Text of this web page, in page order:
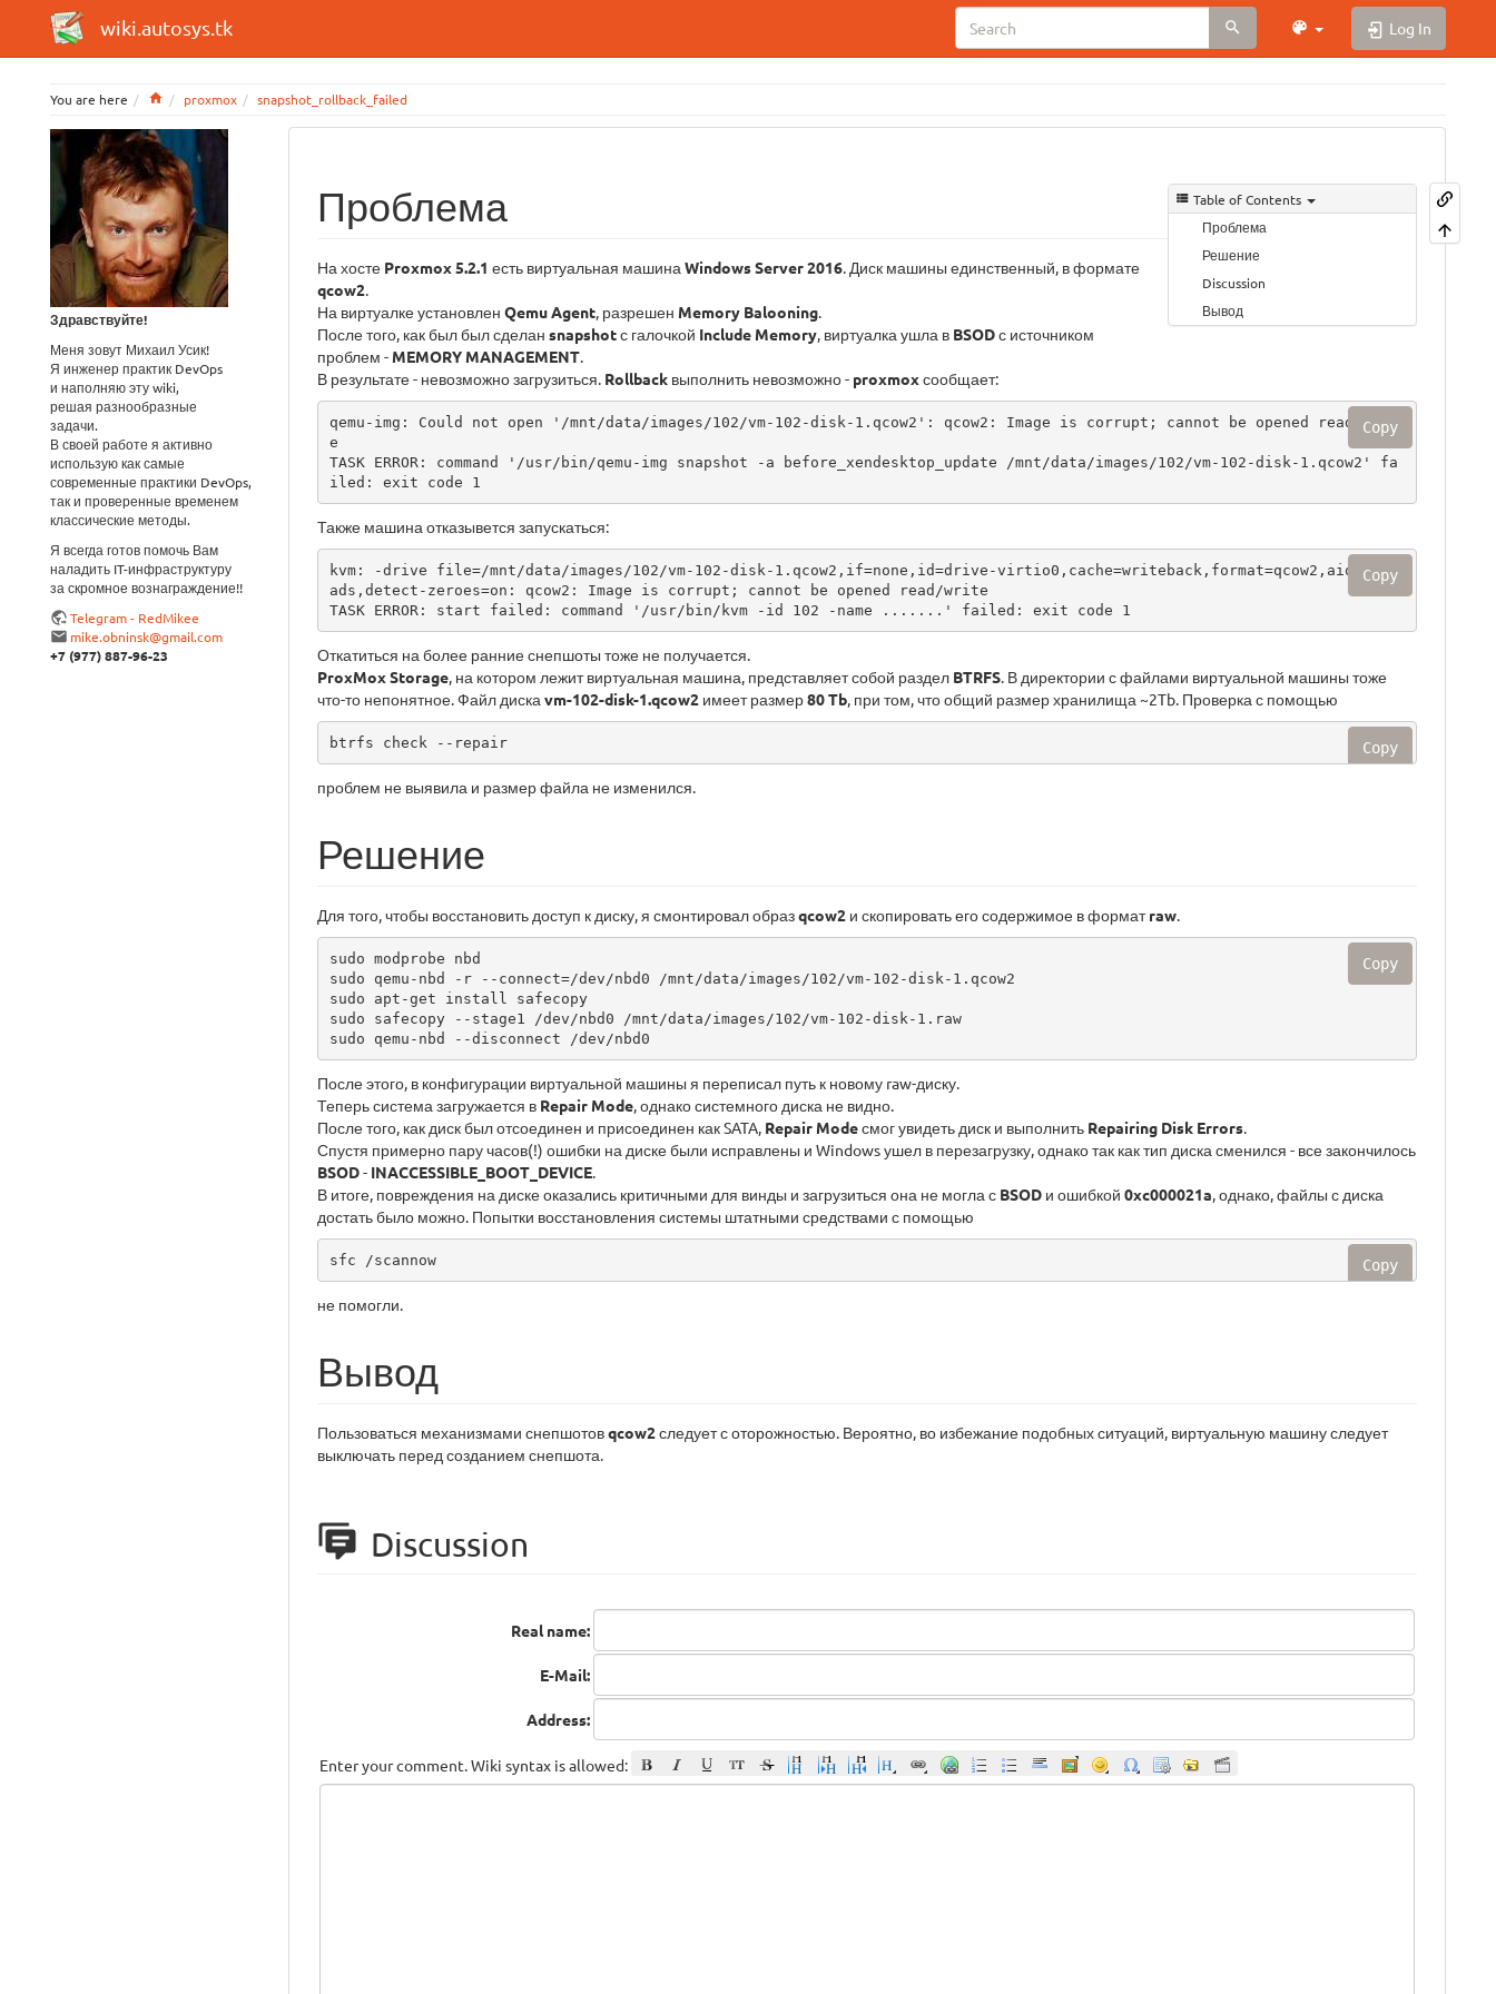
wiki.autosys.tk Log In
You are here Homeproxmox snapshot_rollback_failed
Здравствуйте!
Меня зовут Михаил Усик!
Я инженер практик DevOps
и наполняю эту wiki,
решая разнообразные
задачи.
В своей работе я активно
использую как самые
современные практики DevOps,
так и проверенные временем
классические методы.
Я всегда готов помочь Вам
наладить IT-инфраструктуру
за скромное вознаграждение!!
Telegram - RedMikee
mike.obninsk@gmail.com
+7 (977) 887-96-23
Table of Contents
Проблема
Решение
Discussion
Вывод
Проблема
На хосте Proxmox 5.2.1 есть виртуальная машина Windows Server 2016. Диск машины единственный, в формате
qcow2.
На виртуалке установлен Qemu Agent, разрешен Memory Balooning.
После того, как был был сделан snapshotс галочкой Include Memory, виртуалка ушла в BSODс источником
проблем - MEMORY MANAGEMENT.
В результате - невозможно загрузиться. Rollback выполнить невозможно - proxmoxсообщает:
qemu-img: Could not open '/mnt/data/images/102/vm-102-disk-1.qcow2': qcow2: Image is corrupt; cannot be opened read/writ
e
TASK ERROR: command '/usr/bin/qemu-img snapshot -a before_xendesktop_update /mnt/data/images/102/vm-102-disk-1.qcow2' fa
iled: exit code 1
Copy
Также машина отказывется запускаться:
kvm: -drive file=/mnt/data/images/102/vm-102-disk-1.qcow2,if=none,id=drive-virtio0,cache=writeback,format=qcow2,aio=thre
ads,detect-zeroes=on: qcow2: Image is corrupt; cannot be opened read/write
TASK ERROR: start failed: command '/usr/bin/kvm -id 102 -name .......' failed: exit code 1
Copy
Откатиться на более ранние снепшоты тоже не получается.
ProxMox Storage, на котором лежит виртуальная машина, представляет собой раздел BTRFS. В директории с файлами виртуальной машины тоже
что-то непонятное. Файл диска vm-102-disk-1.qcow2 имеет размер80 Tb, при том, что общий размер хранилища ~2Tb. Проверка с помощью
btrfs check --repair Copy
проблем не выявила и размер файла не изменился.
Решение
Для того, чтобы восстановить доступ к диску, я смонтировал образqcow2 и скопировать его содержимое в форматraw.
sudo modprobe nbd
sudo qemu-nbd -r --connect=/dev/nbd0 /mnt/data/images/102/vm-102-disk-1.qcow2
sudo apt-get install safecopy
sudo safecopy --stage1 /dev/nbd0 /mnt/data/images/102/vm-102-disk-1.raw
sudo qemu-nbd --disconnect /dev/nbd0
Copy
После этого, в конфигурации виртуальной машины я переписал путь к новому raw-диску.
Теперь система загружается в Repair Mode, однако системного диска не видно.
После того, как диск был отсоединен и присоединен как SATA, Repair Modeсмог увидеть диск и выполнить Repairing Disk Errors.
Спустя примерно пару часов(!) ошибки на диске были исправлены и Windows ушел в перезагрузку, однако так как тип диска сменился - все закончилось
BSOD- INACCESSIBLE_BOOT_DEVICE.
В итоге, повреждения на диске оказались критичными для винды и загрузиться она не могла с BSOD и ошибкой 0xc000021a, однако, файлы с диска
достать было можно. Попытки восстановления системы штатными средствами с помощью
sfc /scannow Copy
не помогли.
Вывод
Пользоваться механизмами снепшотовqcow2следует с оторожностью. Вероятно, во избежание подобных ситуаций, виртуальную машину следует
выключать перед созданием снепшота.
Discussion
Real name:
E-Mail:
Address:
Enter your comment. Wiki syntax is allowed: